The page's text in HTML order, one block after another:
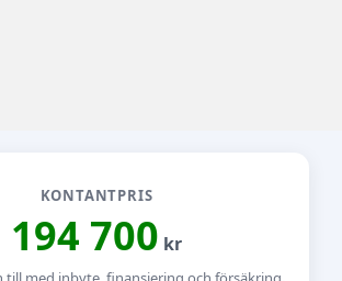
KONTANTPRIS
194 700 kr